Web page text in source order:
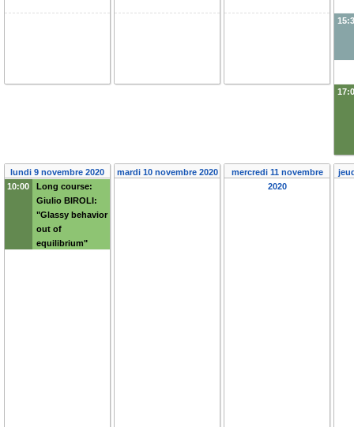
lundi 9 novembre 2020
10:00
Long course:
Giulio BIROLI:
"Glassy behavior
out of
equilibrium"
mardi 10 novembre 2020
mercredi 11 novembre
2020